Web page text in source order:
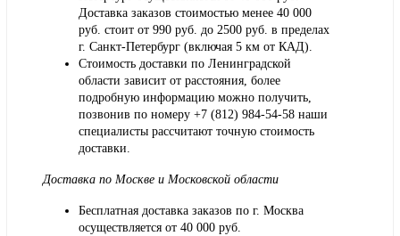
Доставка заказов стоимостью менее 40 000
руб. стоит от 990 руб. до 2500 руб. в пределах
г. Санкт-Петербург (включая 5 км от КАД).
Стоимость доставки по Ленинградской
области зависит от расстояния, более
подробную информацию можно получить,
позвонив по номеру +7 (812) 984-54-58 наши
специалисты рассчитают точную стоимость
доставки.
Доставка по Москве и Московской области
Бесплатная доставка заказов по г. Москва
осуществляется от 40 000 руб.